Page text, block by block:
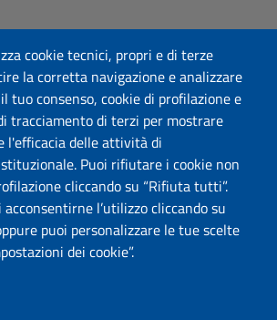
cookie tecnici, propri e di terze
la corretta navigazione e analizzare
tuo consenso, cookie di profilazione e
tracciamento di terzi per mostrare
l'efficacia delle attività di
Puoi rifiutare i cookie non
cliccando su “Rifiuta tutti”.
l’utilizzo cliccando su
puoi personalizzare le tue scelte
dei cookie”.
di Architettura, Design e Urbanistica
di Sassari
– Piazza Duomo, 6 - 07041 Alghero